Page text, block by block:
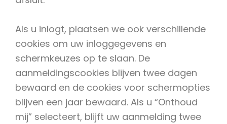
Als u inlogt, plaatsen we ook verschillende
cookies om uw inloggegevens en
schermkeuzes op te slaan. De
aanmeldingscookies blijven twee dagen
bewaard en de cookies voor schermopties
blijven een jaar bewaard. Als u “Onthoud
mij” selecteert, blijft uw aanmelding twee